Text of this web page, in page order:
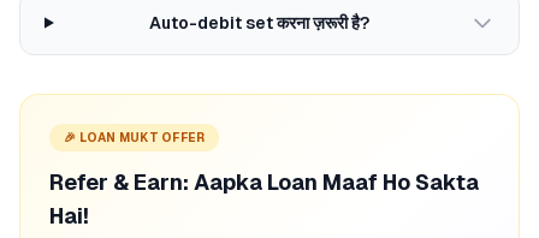
Auto-debit set करना ज़रूरी है?
🎉 LOAN MUKT OFFER
Refer & Earn: Aapka Loan Maaf Ho Sakta
Hai!